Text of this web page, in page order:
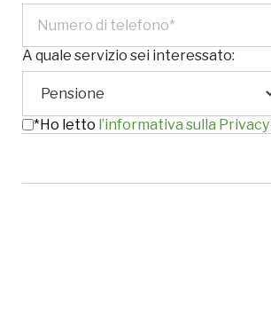
A quale servizio sei interessato:
*Ho letto l’informativa sulla Privacy